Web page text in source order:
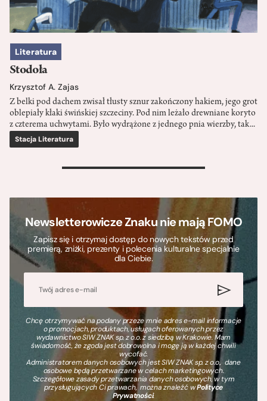
Literatura
Stodoła
Krzysztof A. Zajas
Z belki pod dachem zwisał tłusty sznur zakończony hakiem, jego grot
oblepiały kłaki świńskiej szczeciny. Pod nim leżało drewniane koryto
z czterema uchwytami. Było wydrążone z jednego pnia wierzby, tak...
Stacja Literatura
>
Newsletterowicze Znaku nie mają FOMO
Zapisz się i otrzymaj dostęp do nowych tekstów przed
premierą, zniżki, prezenty i polecenia kulturalne specjalnie
dla Ciebie.
Chcę otrzymywać na podany przeze mnie adres e-mail informacje
o promocjach, produktach, usługach oferowanych przez
wydawnictwo SIW ZNAK sp. z o.o. z siedzibą w Krakowie. Mam
świadomość, że zgoda jest dobrowolna i mogę ją w każdej chwili
wycofać.
Administratorem danych osobowych jest SIW ZNAK sp. z o.o., dane
osobowe będą przetwarzane w celach marketingowych.
Szczegółowe zasady przetwarzania danych osobowych, w tym
przysługujących Ci prawach, można znaleźć wPolityce
Prywatności.